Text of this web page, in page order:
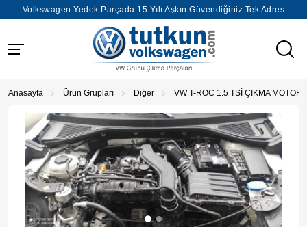
Volkswagen Yedek Parçada 15 Yılı Aşkın Güvendiğiniz Tek Adres
Anasayfa Ürün Grupları Diğer VW T-ROC 1.5 TSİ ÇIKMA MOTOR